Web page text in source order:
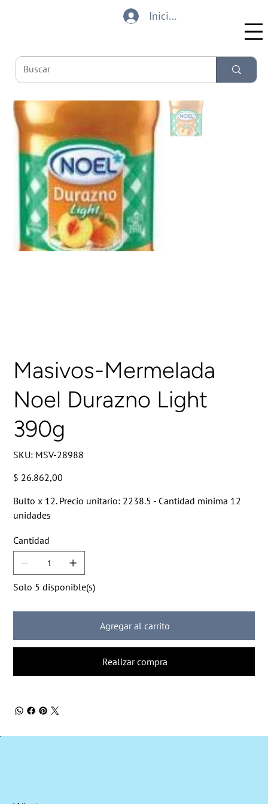
Iniciar sesión
Masivos-Mermelada
Noel Durazno Light
390g
SKU: SKU
MSV-
MSV-28988
Precio
$ 26.862,00
Bulto x 12. Precio unitario: 2238.5 - Cantidad minima 12
unidades
Cantidad
Solo 5 disponible(s)
Agregar al carrito
Realizar compra